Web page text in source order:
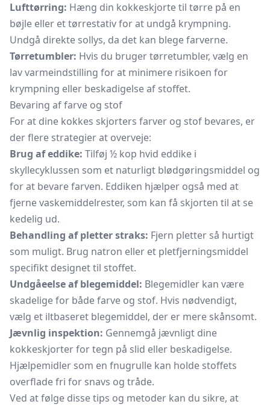
Lufttørring: Hæng din kokkeskjorte til tørre på en
bøjle eller et tørrestativ for at undgå krympning.
Undgå direkte sollys, da det kan blege farverne.
Tørretumbler: Hvis du bruger tørretumbler, vælg en
lav varmeindstilling for at minimere risikoen for
krympning eller beskadigelse af stoffet.
Bevaring af farve og stof
For at dine kokkes skjorters farver og stof bevares, er
der flere strategier at overveje:
Brug af eddike: Tilføj ½ kop hvid eddike i
skyllecyklussen som et naturligt blødgøringsmiddel og
for at bevare farven. Eddiken hjælper også med at
fjerne vaskemiddelrester, som kan få skjorten til at se
kedelig ud.
Behandling af pletter straks: Fjern pletter så hurtigt
som muligt. Brug natron eller et pletfjerningsmiddel
specifikt designet til stoffet.
Undgåeelse af blegemiddel: Blegemidler kan være
skadelige for både farve og stof. Hvis nødvendigt,
vælg et iltbaseret blegemiddel, der er mere skånsomt.
Jævnlig inspektion: Gennemgå jævnligt dine
kokkeskjorter for tegn på slid eller beskadigelse.
Hjælpemidler som en fnugrulle kan holde stoffets
overflade fri for snavs og tråde.
Ved at følge disse tips og metoder kan du sikre, at